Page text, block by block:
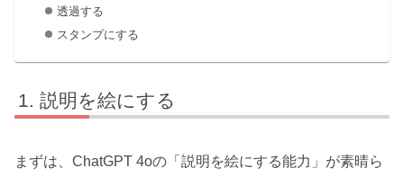
透過する
スタンプにする
説明を絵にする
まずは、ChatGPT 4oの「説明を絵にする能力」が素晴ら